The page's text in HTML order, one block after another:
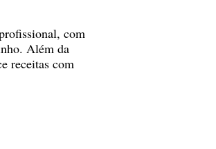
com
Além da
receitas com